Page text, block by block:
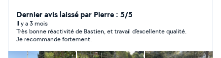
rapide dans les secteurs : Saint-Cyr-sur-Mer La Ciotat
Bandol Le Beausset Sanary-sur-Mer Ollioules Devis
gratuit.
Dernier avis laissé par Pierre : 5/5
Il y a 3 mois
Très bonne réactivité de Bastien, et travail d’excellente qualité.
Je recommande fortement.